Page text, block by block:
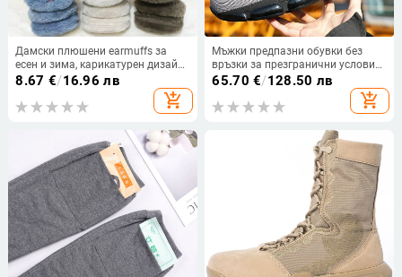
Дамски плюшени earmuffs за
есен и зима, карикатурен дизайн,
топлина и защита на ушите за
възрастни, външна употреба
8.67 €/16.96 лв
add_shopping_cart
Мъжки предпазни обувки без
връзки за презгранични условия,
лениво въртящи се предпазни
обувки с копчета, устойчиви на
износване обувки, леки
65.70 €/128.50 лв
add_shopping_cart